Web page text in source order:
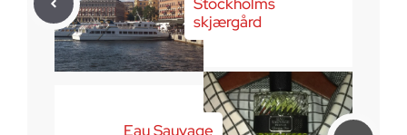
skjærgård
Eau Sauvage